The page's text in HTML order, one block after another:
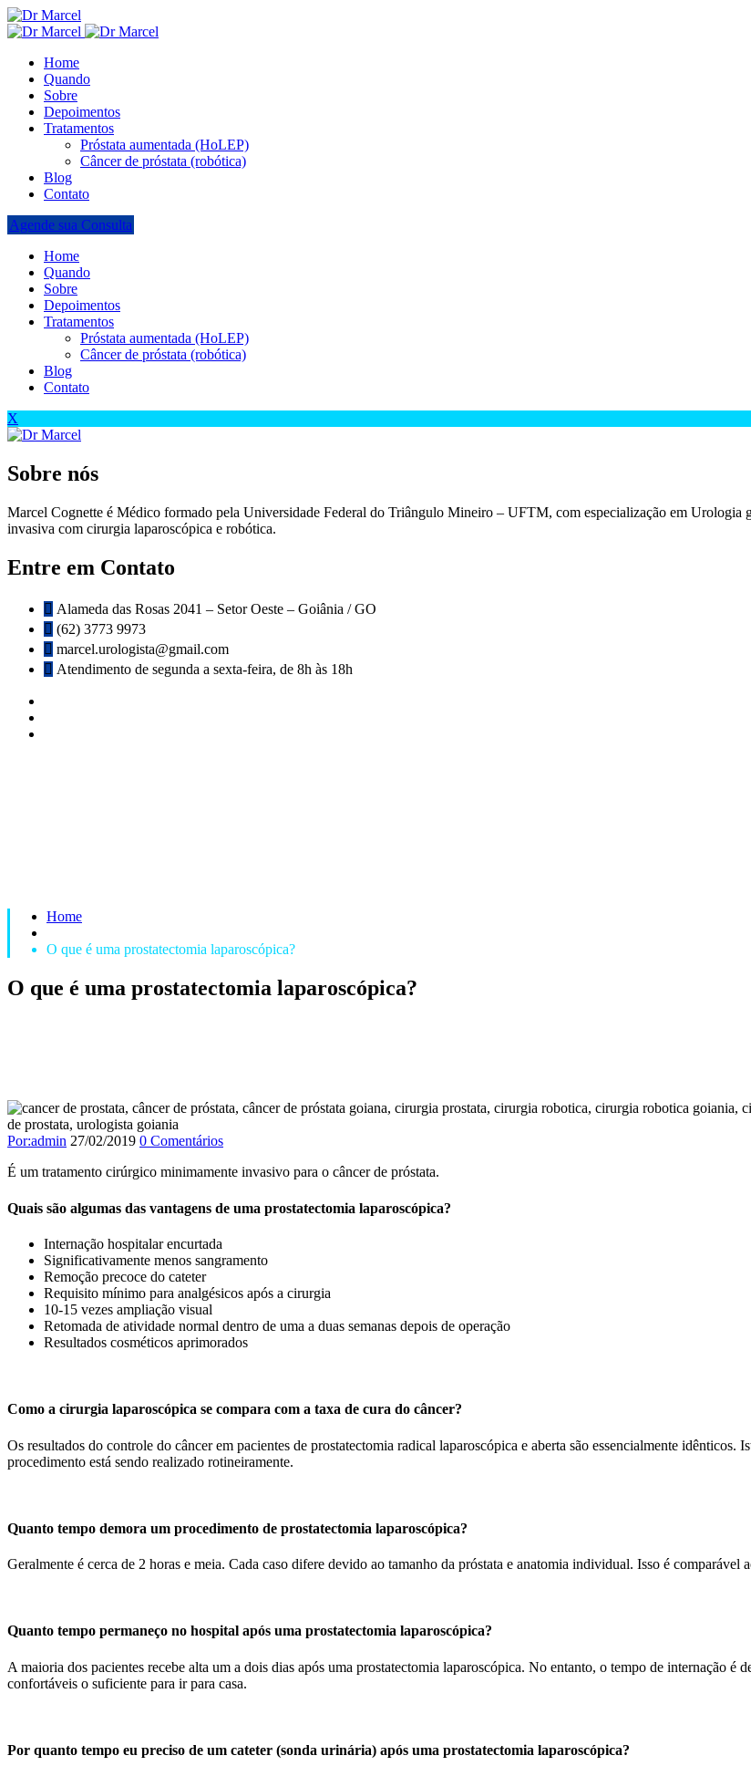
Home
Quando
Sobre
Depoimentos
Tratamentos
Próstata aumentada (HoLEP)
Câncer de próstata (robótica)
Blog
Contato
Agende sua Consulta
Home
Quando
Sobre
Depoimentos
Tratamentos
Próstata aumentada (HoLEP)
Câncer de próstata (robótica)
Blog
Contato
X
Sobre nós
Marcel Cognette é Médico formado pela Universidade Federal do Triângulo Mineiro – UFTM, com especialização em Urologia
invasiva com cirurgia laparoscópica e robótica.
Entre em Contato
Alameda das Rosas 2041 – Setor Oeste – Goiânia / GO
(62) 3773 9973
marcel.urologista@gmail.com
Atendimento de segunda a sexta-feira, de 8h às 18h
Home
O que é uma prostatectomia laparoscópica?
O que é uma prostatectomia laparoscópica?
Por:admin 27/02/2019 0 Comentários
É um tratamento cirúrgico minimamente invasivo para o câncer de próstata.
Quais são algumas das vantagens de uma prostatectomia laparoscópica?
Internação hospitalar encurtada
Significativamente menos sangramento
Remoção precoce do cateter
Requisito mínimo para analgésicos após a cirurgia
10-15 vezes ampliação visual
Retomada de atividade normal dentro de uma a duas semanas depois de operação
Resultados cosméticos aprimorados
Como a cirurgia laparoscópica se compara com a taxa de cura do câncer?
Os resultados do controle do câncer em pacientes de prostatectomia radical laparoscópica e aberta são essencialmente
procedimento está sendo realizado rotineiramente.
Quanto tempo demora um procedimento de prostatectomia laparoscópica?
Geralmente é cerca de 2 horas e meia. Cada caso difere devido ao tamanho da próstata e anatomia individual. Isso é comparável
Quanto tempo permaneço no hospital após uma prostatectomia laparoscópica?
A maioria dos pacientes recebe alta um a dois dias após uma prostatectomia laparoscópica. No entanto, o tempo de internação é
confortáveis ​​o suficiente para ir para casa.
Por quanto tempo eu preciso de um cateter (sonda urinária) após uma prostatectomia laparoscópica?